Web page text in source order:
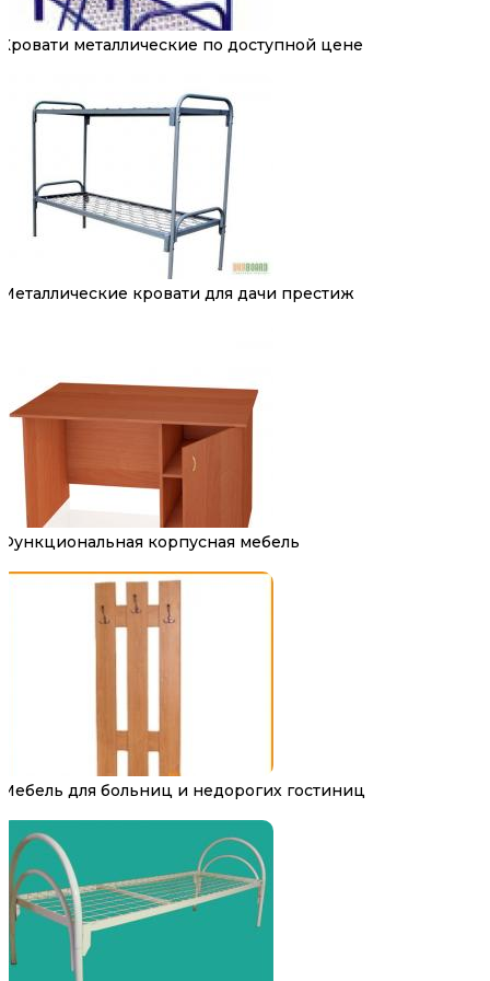
Кровати металлические по доступной цене
Металлические кровати для дачи престиж
Функциональная корпусная мебель
Мебель для больниц и недорогих гостиниц